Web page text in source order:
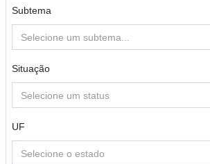
Subtema
Selecione um subtema...
Situação
Selecione um status
UF
Selecione o estado